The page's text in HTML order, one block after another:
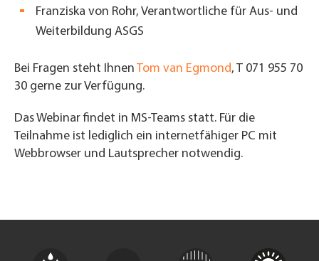
Franziska von Rohr, Verantwortliche für Aus- und
Weiterbildung ASGS
Bei Fragen steht Ihnen Tom van Egmond, T 071 955 70
30 gerne zur Verfügung.
Das Webinar findet in MS-Teams statt. Für die
Teilnahme ist lediglich ein internetfähiger PC mit
Webbrowser und Lautsprecher notwendig.